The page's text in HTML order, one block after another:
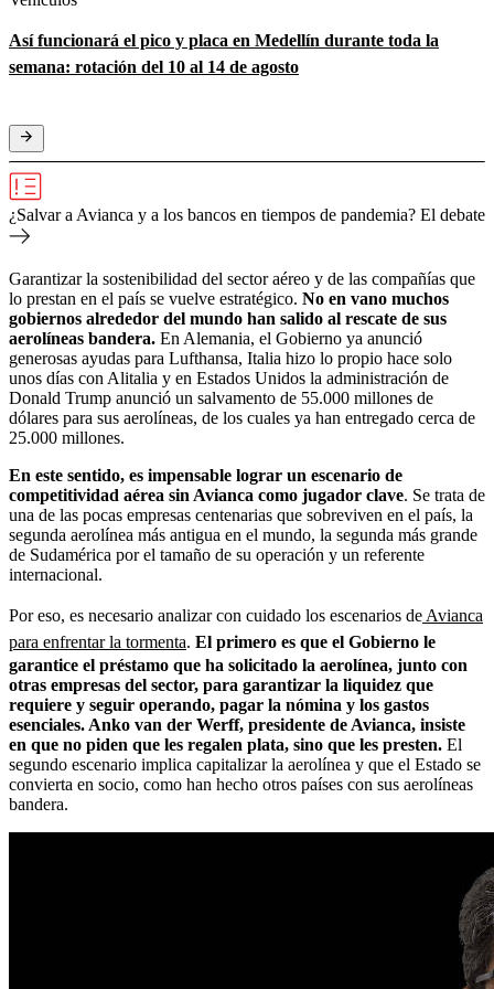
Así funcionará el pico y placa en Medellín durante toda la
semana: rotación del 10 al 14 de agosto
¿Salvar a Avianca y a los bancos en tiempos de pandemia? El debate
Garantizar la sostenibilidad del sector aéreo y de las compañías que
lo prestan en el país se vuelve estratégico. No en vano muchos
gobiernos alrededor del mundo han salido al rescate de sus
aerolíneas bandera. En Alemania, el Gobierno ya anunció
generosas ayudas para Lufthansa, Italia hizo lo propio hace solo
unos días con Alitalia y en Estados Unidos la administración de
Donald Trump anunció un salvamento de 55.000 millones de
dólares para sus aerolíneas, de los cuales ya han entregado cerca de
25.000 millones.
En este sentido, es impensable lograr un escenario de
competitividad aérea sin Avianca como jugador clave. Se trata de
una de las pocas empresas centenarias que sobreviven en el país, la
segunda aerolínea más antigua en el mundo, la segunda más grande
de Sudamérica por el tamaño de su operación y un referente
internacional.
Por eso, es necesario analizar con cuidado los escenarios de Avianca
para enfrentar la tormenta. El primero es que el Gobierno le
garantice el préstamo que ha solicitado la aerolínea, junto con
otras empresas del sector, para garantizar la liquidez que
requiere y seguir operando, pagar la nómina y los gastos
esenciales. Anko van der Werff, presidente de Avianca, insiste
en que no piden que les regalen plata, sino que les presten. El
segundo escenario implica capitalizar la aerolínea y que el Estado se
convierta en socio, como han hecho otros países con sus aerolíneas
bandera.